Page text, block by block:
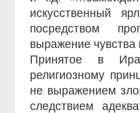
искусственный
посредством
выражение
Принятое в
религиозному
не выражением
следствием